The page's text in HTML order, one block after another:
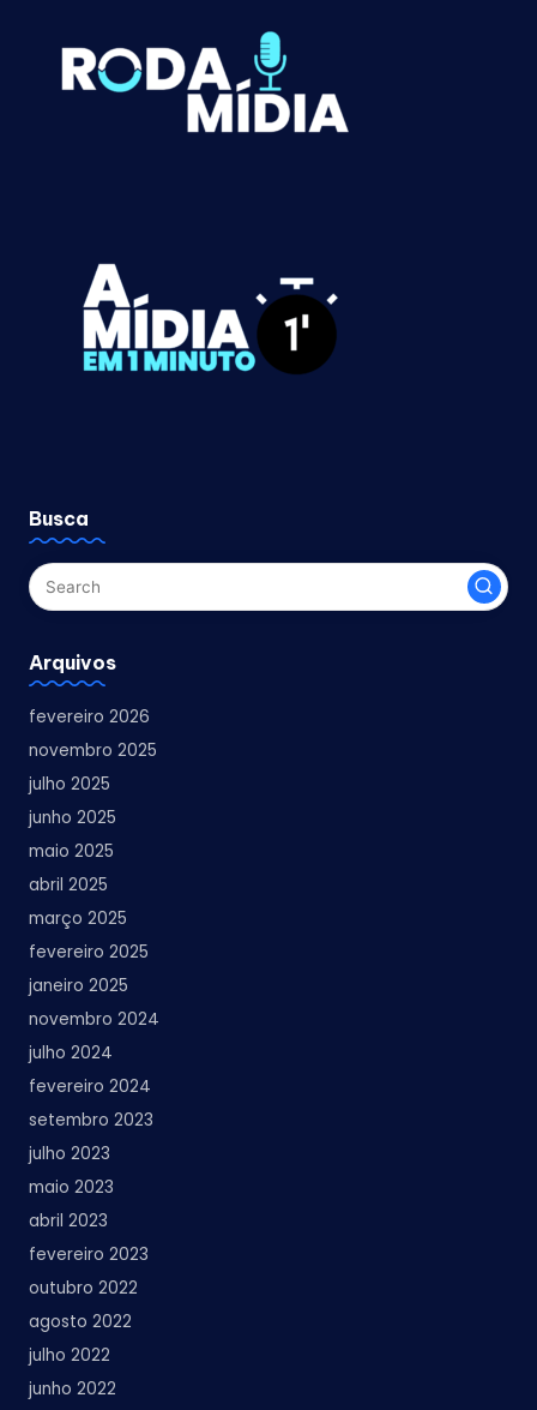
Busca
Arquivos
fevereiro 2026
novembro 2025
julho 2025
junho 2025
maio 2025
abril 2025
março 2025
fevereiro 2025
janeiro 2025
novembro 2024
julho 2024
fevereiro 2024
setembro 2023
julho 2023
maio 2023
abril 2023
fevereiro 2023
outubro 2022
agosto 2022
julho 2022
junho 2022